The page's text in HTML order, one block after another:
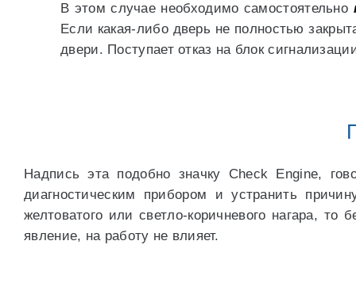
В этом случае необходимо самостоятельно
Если какая-либо дверь не полностью
двери. Поступает отказ на блок
Надпись эта подобно значку Check Engine,
диагностическим прибором и устранить
желтоватого или светло-коричневого нагара, то
явление, на работу не влияет.